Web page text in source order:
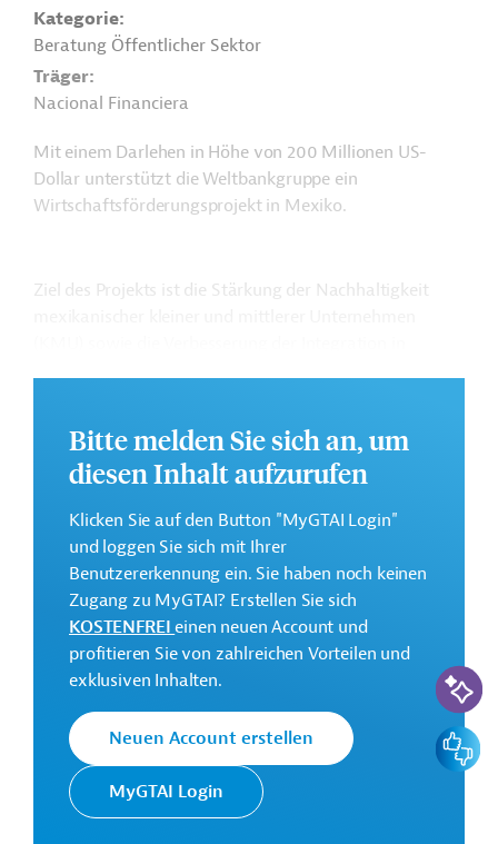
Kategorie
Beratung Öffentlicher Sektor
Träger
Nacional Financiera
Mit einem Darlehen in Höhe von 200 Millionen US-
Dollar unterstützt die Weltbankgruppe ein
Wirtschaftsförderungsprojekt in Mexiko.
Ziel des Projekts ist die Stärkung der Nachhaltigkeit
Finanzierung für die teilnehmenden Unternehmen
vorgesehen.
Die Durchführung des Projekts ist von Juli 2026 bis
August 2031 geplant.
Weitere Informationen zu dem Entwicklungsprojekt
finden Sie auf derWebseite der Weltbankgruppe
und im Originaldokument, das zum Download
bereitsteht.
GTAI informiert über die
Schwerpunkte, Regularien und praktische Hinweise zur
Geschäftsanbahnung.
Gesamtkosten:
345,63 Millionen US-Dollar
Bitte melden Sie sich an, um
diesen Inhalt aufzurufen
Klicken Sie auf den Button "MyGTAI Login"
und loggen Sie sich mit Ihrer
Benutzererkennung ein. Sie haben noch keinen
Zugang zu MyGTAI? Erstellen Sie sich
KOSTENFREIeinen neuen Account und
profitieren Sie von zahlreichen Vorteilen und
exklusiven Inhalten.
Neuen Account erstellen
MyGTAI Login
KI-